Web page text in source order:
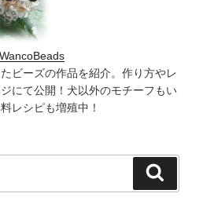
ビーズの作品を紹介。作り方やレ
にて公開！犬以外のモチーフもい
レシピも増殖中！
索